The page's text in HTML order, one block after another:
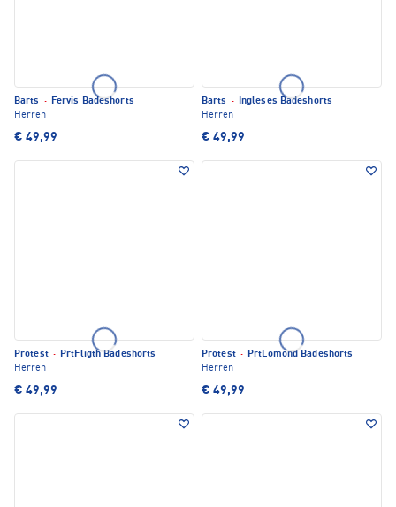
Barts · Fervis Badeshorts
Herren
€ 49,99
Barts · Ingleses Badeshorts
Herren
€ 49,99
Protest · PrtFligth Badeshorts
Herren
€ 49,99
Protest · PrtLomond Badeshorts
Herren
€ 49,99